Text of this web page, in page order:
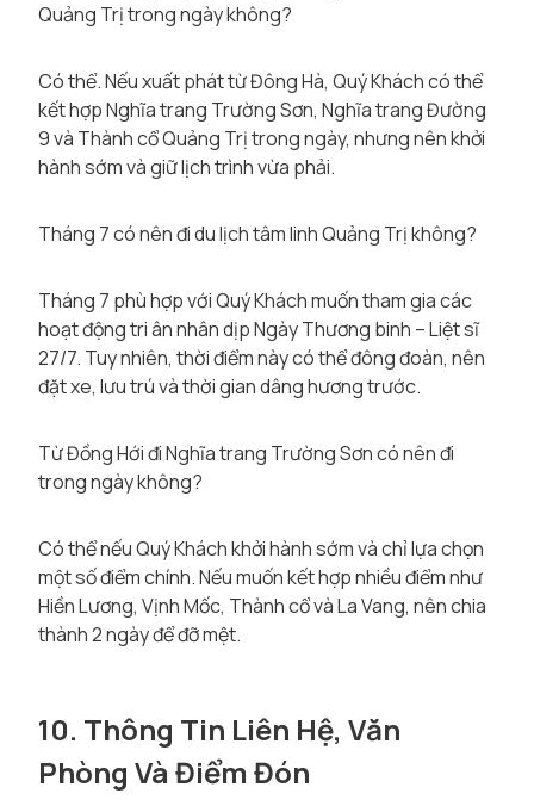
Quảng Trị trong ngày không?
Có thể. Nếu xuất phát từ Đông Hà, Quý Khách có thể
kết hợp Nghĩa trang Trường Sơn, Nghĩa trang Đường
9 và Thành cổ Quảng Trị trong ngày, nhưng nên khởi
hành sớm và giữ lịch trình vừa phải.
Tháng 7 có nên đi du lịch tâm linh Quảng Trị không?
Tháng 7 phù hợp với Quý Khách muốn tham gia các
hoạt động tri ân nhân dịp Ngày Thương binh – Liệt sĩ
27/7. Tuy nhiên, thời điểm này có thể đông đoàn, nên
đặt xe, lưu trú và thời gian dâng hương trước.
Từ Đồng Hới đi Nghĩa trang Trường Sơn có nên đi
trong ngày không?
Có thể nếu Quý Khách khởi hành sớm và chỉ lựa chọn
một số điểm chính. Nếu muốn kết hợp nhiều điểm như
Hiền Lương, Vịnh Mốc, Thành cổ và La Vang, nên chia
thành 2 ngày để đỡ mệt.
10. Thông Tin Liên Hệ, Văn
Phòng Và Điểm Đón